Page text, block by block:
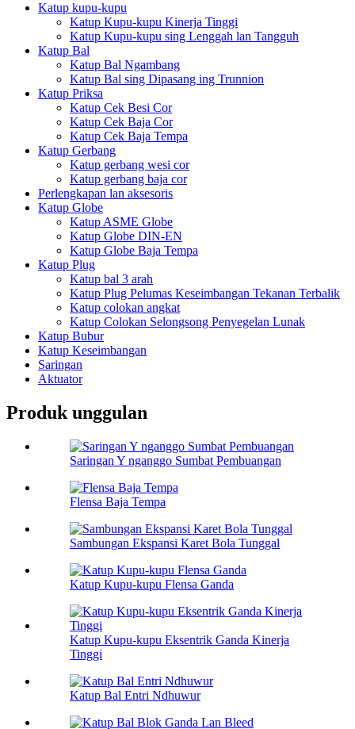
Katup kupu-kupu
Katup Kupu-kupu Kinerja Tinggi
Katup Kupu-kupu sing Lenggah lan Tangguh
Katup Bal
Katup Bal Ngambang
Katup Bal sing Dipasang ing Trunnion
Katup Priksa
Katup Cek Besi Cor
Katup Cek Baja Cor
Katup Cek Baja Tempa
Katup Gerbang
Katup gerbang wesi cor
Katup gerbang baja cor
Perlengkapan lan aksesoris
Katup Globe
Katup ASME Globe
Katup Globe DIN-EN
Katup Globe Baja Tempa
Katup Plug
Katup bal 3 arah
Katup Plug Pelumas Keseimbangan Tekanan Terbalik
Katup colokan angkat
Katup Colokan Selongsong Penyegelan Lunak
Katup Bubur
Katup Keseimbangan
Saringan
Aktuator
Produk unggulan
Saringan Y nganggo Sumbat Pembuangan
Flensa Baja Tempa
Sambungan Ekspansi Karet Bola Tunggal
Katup Kupu-kupu Flensa Ganda
Katup Kupu-kupu Eksentrik Ganda Kinerja
Tinggi
Katup Bal Entri Ndhuwur